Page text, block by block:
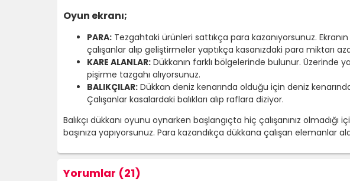
Oyun ekranı;
PARA: Tezgahtaki ürünleri sattıkça para kazanıyorsunuz.
çalışanlar alıp geliştirmeler yaptıkça kasanızdaki para miktarı
KARE ALANLAR: Dükkanın farklı bölgelerinde bulunur.
pişirme tazgahı alıyorsunuz.
BALIKÇILAR: Dükkan deniz kenarında olduğu için deniz
Çalışanlar kasalardaki balıkları alıp raflara diziyor.
Balıkçı dükkanı oyunu oynarken başlangıçta hiç çalışanınız
başınıza yapıyorsunuz. Para kazandıkça dükkana çalışan elemanlar
Yorumlar (21)